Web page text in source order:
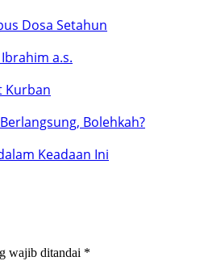
Dosa Setahun
a.s.
Kurban
Bolehkah?
Keadaan Ini
wajib ditandai *